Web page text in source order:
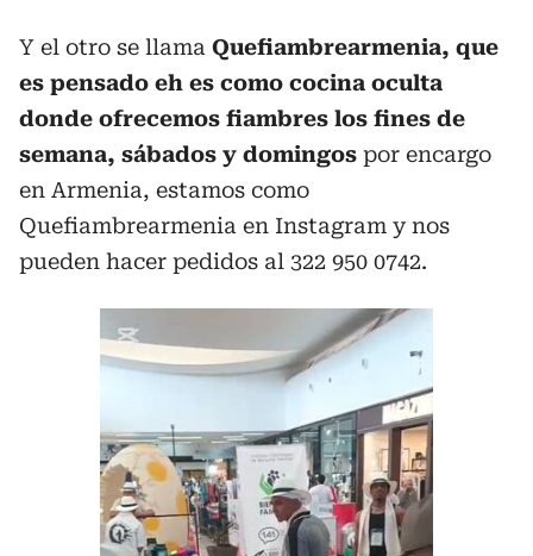
Y el otro se llama Quefiambrearmenia, que
es pensado eh es como cocina oculta
donde ofrecemos fiambres los fines de
semana, sábados y domingos por encargo
en Armenia, estamos como
Quefiambrearmenia en Instagram y nos
pueden hacer pedidos al 322 950 0742.